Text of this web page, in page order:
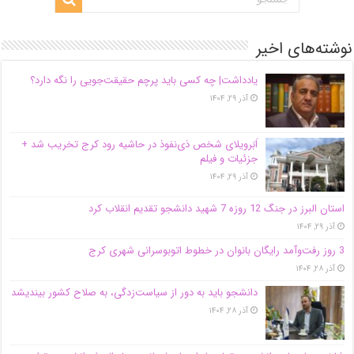
نوشته‌های اخیر
یادداشت| ‌چه کسی باید پرچم حقیقت‌جویی را نگه دارد؟
آذر ۲۹, ۱۴۰۴
اَبَر‌ویلای شخص ذی‌نفوذ در حاشیه‌ رود کرج تخریب شد +
جزئیات و فیلم
آذر ۲۹, ۱۴۰۴
استان البرز در جنگ 12 روزه 7 شهید دانشجو تقدیم انقلاب کرد
آذر ۲۹, ۱۴۰۴
3 روز رفت‌وآمد رایگان بانوان در خطوط اتوبوسرانی شهری کرج
آذر ۲۸, ۱۴۰۴
دانشجو باید به دور از سیاست‌زدگی، به صلاح کشور بیندیشد
آذر ۲۸, ۱۴۰۴